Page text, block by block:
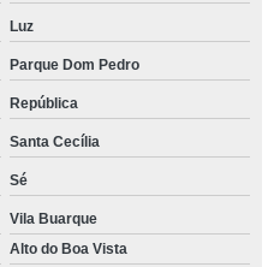
Luz
Parque Dom Pedro
República
Santa Cecília
Sé
Vila Buarque
Alto do Boa Vista